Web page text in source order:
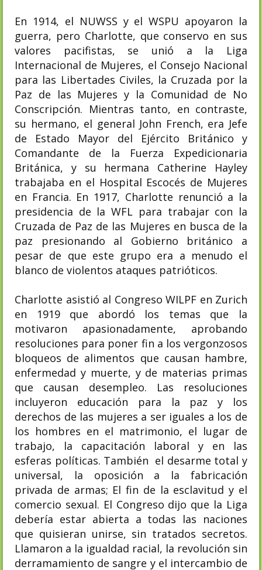
En 1914, el NUWSS y el WSPU apoyaron la
guerra, pero Charlotte, que conservo en sus
valores pacifistas, se unió a la Liga
Internacional de Mujeres, el Consejo Nacional
para las Libertades Civiles, la Cruzada por la
Paz de las Mujeres y la Comunidad de No
Conscripción. Mientras tanto, en contraste,
su hermano, el general John French, era Jefe
de Estado Mayor del Ejército Británico y
Comandante de la Fuerza Expedicionaria
Británica, y su hermana Catherine Hayley
trabajaba en el Hospital Escocés de Mujeres
en Francia. En 1917, Charlotte renunció a la
presidencia de la WFL para trabajar con la
Cruzada de Paz de las Mujeres en busca de la
paz presionando al Gobierno británico a
pesar de que este grupo era a menudo el
blanco de violentos ataques patrióticos.
Charlotte asistió al Congreso WILPF en Zurich
en 1919 que abordó los temas que la
motivaron apasionadamente, aprobando
resoluciones para poner fin a los vergonzosos
bloqueos de alimentos que causan hambre,
enfermedad y muerte, y de materias primas
que causan desempleo. Las resoluciones
incluyeron educación para la paz y los
derechos de las mujeres a ser iguales a los de
los hombres en el matrimonio, el lugar de
trabajo, la capacitación laboral y en las
esferas políticas. También el desarme total y
universal, la oposición a la fabricación
privada de armas; El fin de la esclavitud y el
comercio sexual. El Congreso dijo que la Liga
debería estar abierta a todas las naciones
que quisieran unirse, sin tratados secretos.
Llamaron a la igualdad racial, la revolución sin
derramamiento de sangre y el intercambio de